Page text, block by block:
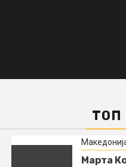
ТОП
Марта